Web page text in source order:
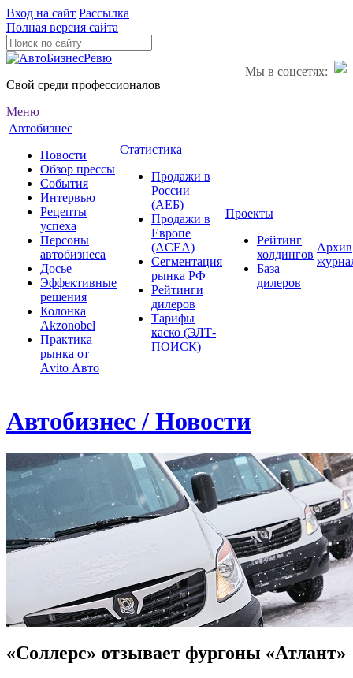
Вход на сайт Рассылка
Полная версия сайта
Мы в соцсетях:
Свой среди профессионалов
Меню
Автобизнес
Новости
Обзор прессы
События
Интервью
Рецепты
успеха
Персоны
автобизнеса
Досье
Эффективные
решения
Колонка
Akzonobel
Практика
рынка от
Аvito Авто
Статистика
Продажи в
России
(АЕБ)
Продажи в
Европе
(ACEA)
Сегментация
рынка РФ
Рейтинги
дилеров
Тарифы
каско (ЭЛТ-
ПОИСК)
Проекты
Рейтинг
холдингов
База
дилеров
Архив
Автобизнес / Новости
«Соллерс» отзывает фургоны «Атлант»